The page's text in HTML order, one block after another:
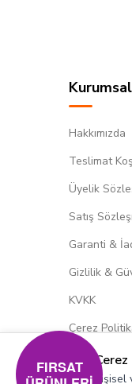
Kurumsal
Hakkımızda
Teslimat
Üyelik
Satış
Garanti &
Gizlilik &
KVKK
Çerez
Çerez
FIRSAT